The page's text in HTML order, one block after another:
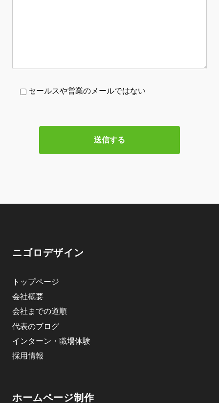
セールスや営業のメールではない
ニゴロデザイン
トップページ
会社概要
会社までの道順
代表のブログ
インターン・職場体験
採用情報
ホームページ制作